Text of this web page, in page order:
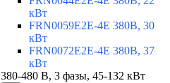
кВт
FRN0059E2E-4E 380В, 30
кВт
FRN0072E2E-4E 380В, 37
кВт
380-480 В, 3 фазы, 45-132 кВт